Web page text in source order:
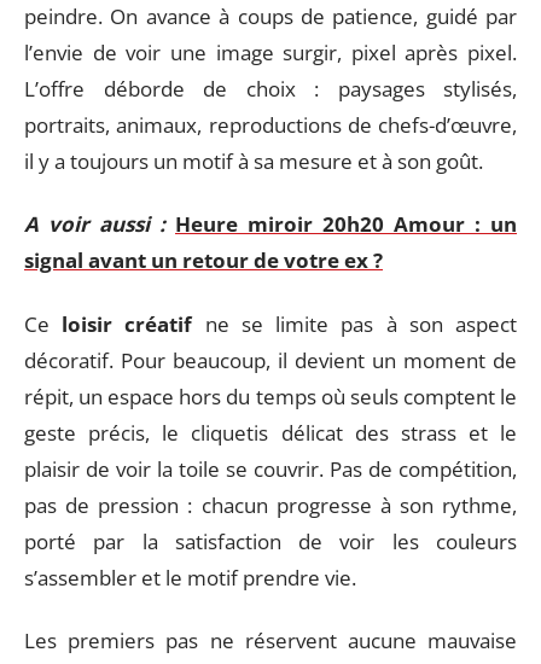
peindre. On avance à coups de patience, guidé par
l’envie de voir une image surgir, pixel après pixel.
L’offre déborde de choix : paysages stylisés,
portraits, animaux, reproductions de chefs-d’œuvre,
il y a toujours un motif à sa mesure et à son goût.
A voir aussi : Heure miroir 20h20 Amour : un
signal avant un retour de votre ex ?
Ce loisir créatifne se limite pas à son aspect
décoratif. Pour beaucoup, il devient un moment de
répit, un espace hors du temps où seuls comptent le
geste précis, le cliquetis délicat des strass et le
plaisir de voir la toile se couvrir. Pas de compétition,
pas de pression : chacun progresse à son rythme,
porté par la satisfaction de voir les couleurs
s’assembler et le motif prendre vie.
Les premiers pas ne réservent aucune mauvaise